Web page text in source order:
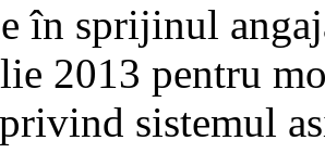
în sprijinul
2013 pentru
sistemul